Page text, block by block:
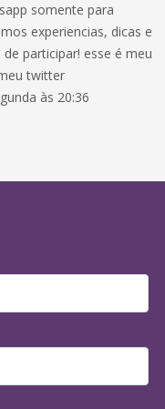
somente para
experiencias, dicas e
participar! esse é meu
twitter
às 20:36